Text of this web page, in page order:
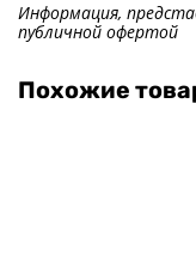
Информация,
публичной офертой
Похожие